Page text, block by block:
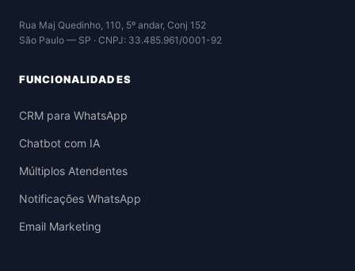
Rua Maj Quedinho, 110, 5º andar, Conj 152
São Paulo — SP · CNPJ: 33.485.961/0001-92
FUNCIONALIDADES
CRM para WhatsApp
Chatbot com IA
Múltiplos Atendentes
Notificações WhatsApp
Email Marketing